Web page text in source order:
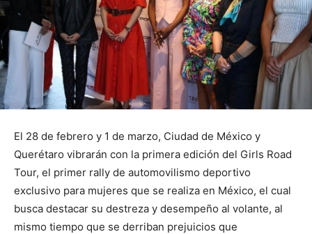
El 28 de febrero y 1 de marzo, Ciudad de México y
Querétaro vibrarán con la primera edición del Girls Road
Tour, el primer rally de automovilismo deportivo
exclusivo para mujeres que se realiza en México, el cual
busca destacar su destreza y desempeño al volante, al
mismo tiempo que se derriban prejuicios que